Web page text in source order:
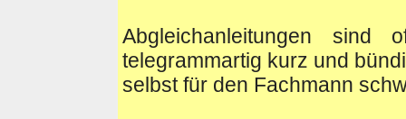
Abgleichanleitungen
telegrammartig kurz und
selbst für den Fachmann